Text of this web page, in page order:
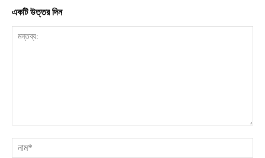
একটি উত্তর দিন